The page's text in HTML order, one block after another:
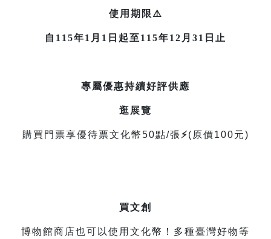
使用期限⚠️
自115年1月1日起至115年12月31日止
專屬優惠持續好評供應
逛展覽
購買門票享優待票文化幣50點/張⚡(原價100元)
買文創
博物館商店也可以使用文化幣！多種臺灣好物等